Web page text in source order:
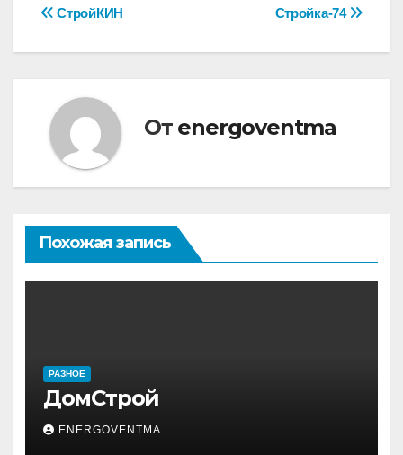
Навигация
по
записям
Стройка-74
СтройКИН
От energoventma
Похожая запись
РАЗНОЕ
ДомСтрой
ENERGOVENTMA